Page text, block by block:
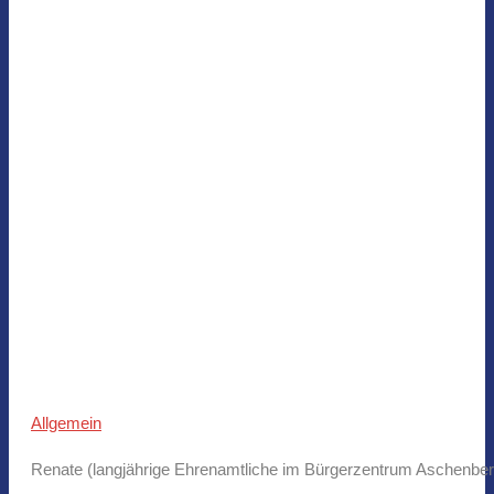
Allgemein
Renate (langjährige Ehrenamtliche im Bürgerzentrum